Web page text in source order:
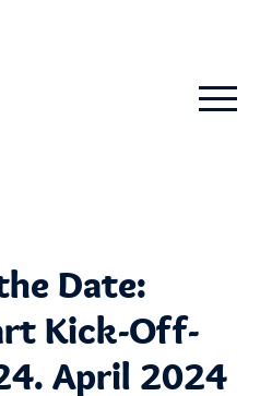
FAQ
Date:
Kick-Off-
April 2024